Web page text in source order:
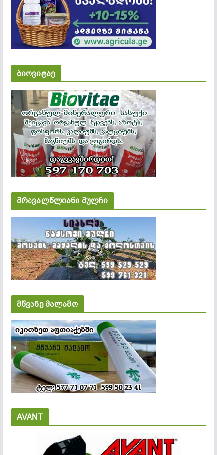
ბიოვიტაე
მრავალწლიანი მულჩი
მწვანე მალამო
AVANT